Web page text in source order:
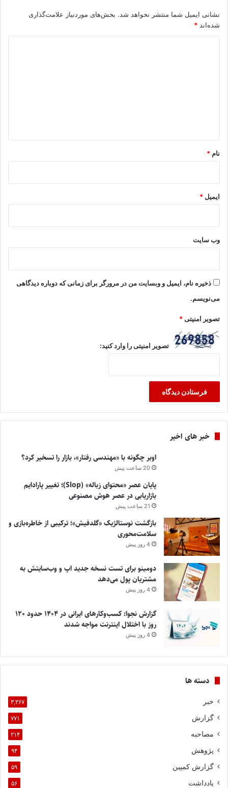
نشانی ایمیل شما منتشر نخواهد شد. بخش‌های موردنیاز علامت‌گذاری
شده‌اند *
نام *
ایمیل *
وب‌ سایت
ذخیره نام، ایمیل و وبسایت من در مرورگر برای زمانی که دوباره دیدگاهی
می‌نویسم.
تصویر امنیتی*
تصویر امنیتی را وارد کنید:
خبر های اخیر
اوبر چگونه با «مهندسی رفتار»، بازار را تسخیر کرد؟
20 ساعت پیش
پایان عصر «محتوای زباله» (Slop)؛ تغییر پارادایم
بازاریابی در عصر هوش مصنوعی
21 ساعت پیش
بازگشت نوستالژیک «گلدفیش»؛ ترکیبی از خاطره‌بازی و
سلامت‌محوری
4 روز پیش
دومینو برای تست نسخه جدید اپ و وب‌سایتش به
مشتریان پول می‌دهد
4 روز پیش
گزارش نجوا: کسب‌وکارهای ایرانی در ۱۴۰۴ حدود ۱۲۰
روز با اختلال اینترنت مواجه شدند
4 روز پیش
دسته ها
خبر ۳,۳۶۷
گزارش ۷۷۱
مصاحبه ۲۱۴
پژوهش ۹۴
گزارش کمپین ۵۹
یادداشت ۵۶